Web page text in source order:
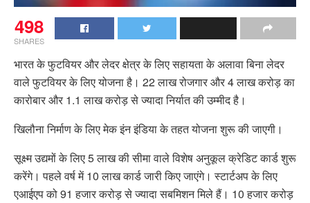
498
SHARES
भारत के फुटवियर और लेदर क्षेत्र के लिए सहायता के अलावा बिना लेदर
वाले फुटवियर के लिए योजना है। 22 लाख रोजगार और 4 लाख करोड़ का
कारोबार और 1.1 लाख करोड़ से ज्यादा निर्यात की उम्मीद है।
खिलौना निर्माण के लिए मेक इंन इंडिया के तहत योजना शुरू की जाएगी।
सूक्ष्म उद्यमों के लिए 5 लाख की सीमा वाले विशेष अनुकूल क्रेडिट कार्ड शुरू
करेंगे। पहले वर्ष में 10 लाख कार्ड जारी किए जाएंगे। स्टार्टअप के लिए
एआईएप को 91 हजार करोड़ से ज्यादा सबमिशन मिले हैं। 10 हजार करोड़